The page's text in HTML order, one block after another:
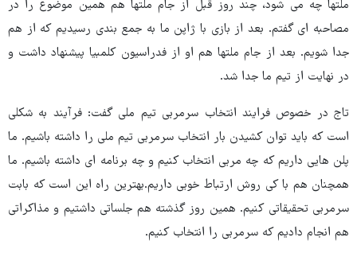
ملتها چه می شود، چند روز قبل از جام ملتها هم همین موضوع را در
مصاحبه ای گفتم. بعد از بازی با ژاپن ما به جمع بندی رسیدیم که از هم
جدا شویم. بعد از جام ملتها هم او از فدراسیون کلمبیا پیشنهاد داشت و
در نهایت از تیم ما جدا شد.
تاج در خصوص فرایند انتخاب سرمربی تیم ملی گفت: فرآیند به شکلی
است که باید توان کشیدن بار انتخاب سرمربی تیم ملی را داشته باشیم. ما
پلن هایی داریم که چه مربی انتخاب کنیم و چه برنامه ای داشته باشیم. ما
همچنان هم با کی روش ارتباط خوبی داریم.بهترین راه این است که بابت
سرمربی تحقیقاتی کنیم. همین روز گذشته هم جلساتی داشتیم و مذاکراتی
هم انجام دادیم که سرمربی را انتخاب کنیم.